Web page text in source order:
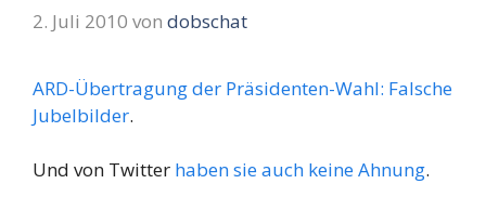
2. Juli 2010 von dobschat
ARD-Übertragung der Präsidenten-Wahl: Falsche
Jubelbilder.
Und von Twitter haben sie auch keine Ahnung.